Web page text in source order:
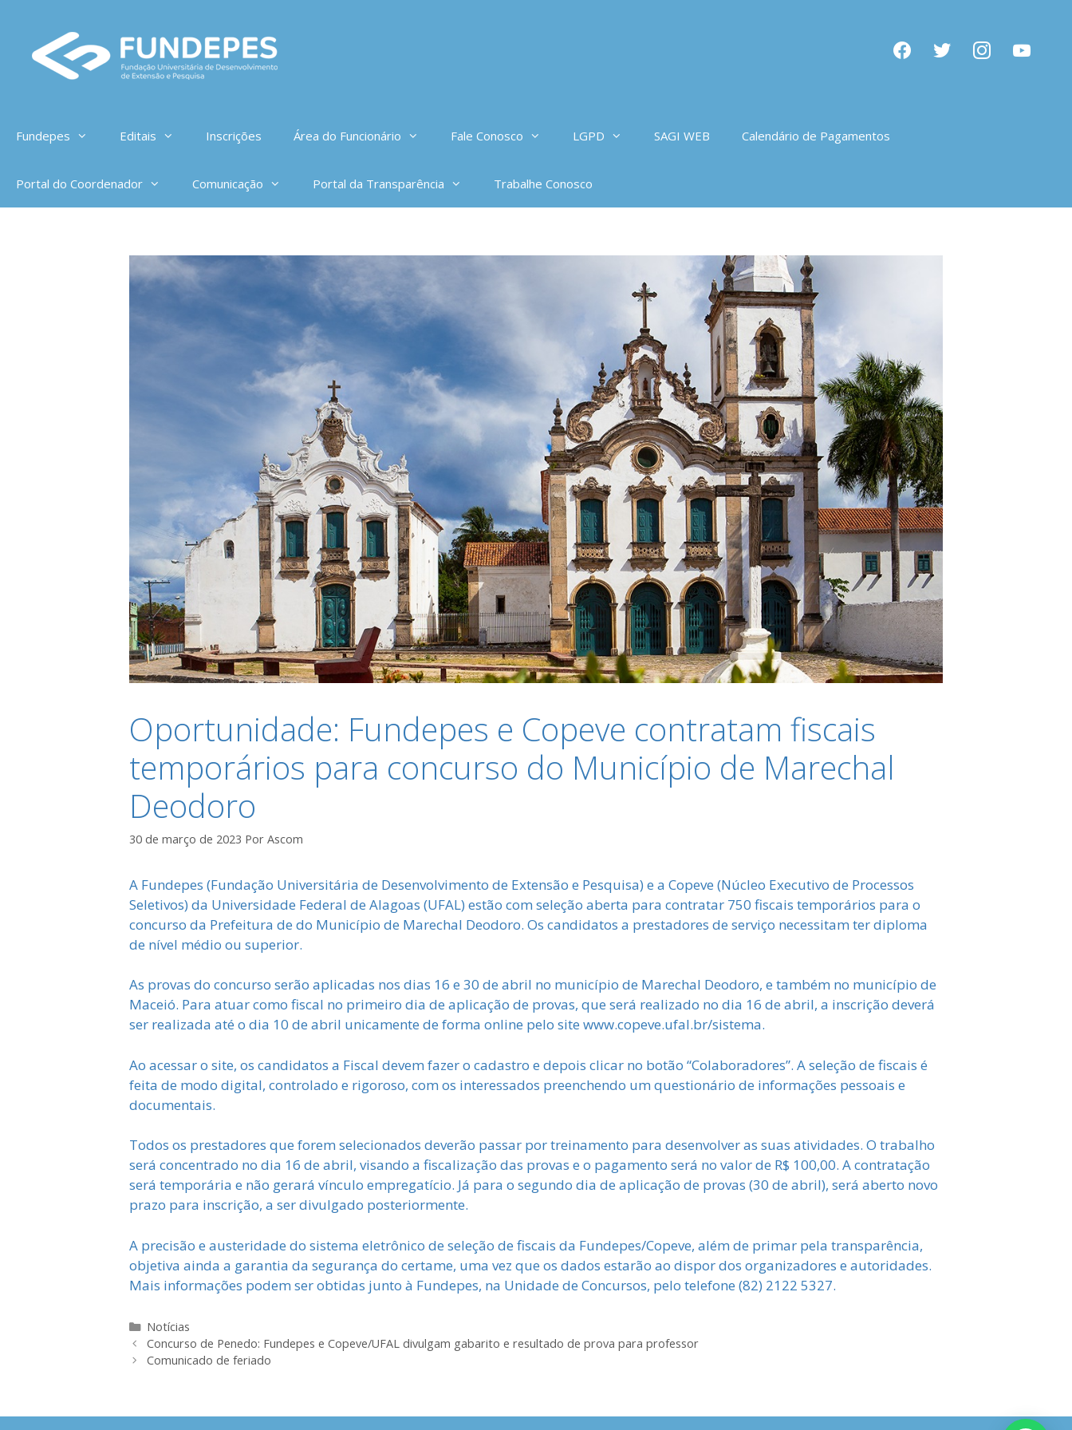
conteúdo
facebooktwitter instagramyoutube
Fundepes Editais Inscrições Área do Funcionário Fale Conosco LGPD SAGI WEB Calendário de Pagamentos
Portal do Coordenador Comunicação Portal da Transparência Trabalhe Conosco
Oportunidade: Fundepes e Copeve contratam fiscais
temporários para concurso do Município de Marechal
Deodoro
30 de março de 2023 Por Ascom
A Fundepes (Fundação Universitária de Desenvolvimento de Extensão e Pesquisa) e a Copeve (Núcleo Executivo de Processos
Seletivos) da Universidade Federal de Alagoas (UFAL) estão com seleção aberta para contratar 750 fiscais temporários para o
concurso da Prefeitura de do Município de Marechal Deodoro. Os candidatos a prestadores de serviço necessitam ter diploma
de nível médio ou superior.
As provas do concurso serão aplicadas nos dias 16 e 30 de abril no município de Marechal Deodoro, e também no município de
Maceió. Para atuar como fiscal no primeiro dia de aplicação de provas, que será realizado no dia 16 de abril, a inscrição deverá
ser realizada até o dia 10 de abril unicamente de forma online pelo site www.copeve.ufal.br/sistema.
Ao acessar o site, os candidatos a Fiscal devem fazer o cadastro e depois clicar no botão “Colaboradores”. A seleção de fiscais é
feita de modo digital, controlado e rigoroso, com os interessados preenchendo um questionário de informações pessoais e
documentais.
Todos os prestadores que forem selecionados deverão passar por treinamento para desenvolver as suas atividades. O trabalho
será concentrado no dia 16 de abril, visando a fiscalização das provas e o pagamento será no valor de R$ 100,00. A contratação
será temporária e não gerará vínculo empregatício. Já para o segundo dia de aplicação de provas (30 de abril), será aberto novo
prazo para inscrição, a ser divulgado posteriormente.
A precisão e austeridade do sistema eletrônico de seleção de fiscais da Fundepes/Copeve, além de primar pela transparência,
objetiva ainda a garantia da segurança do certame, uma vez que os dados estarão ao dispor dos organizadores e autoridades.
Mais informações podem ser obtidas junto à Fundepes, na Unidade de Concursos, pelo telefone (82) 2122 5327.
Categorias
Notícias
Concurso de Penedo: Fundepes e Copeve/UFAL divulgam gabarito e resultado de prova para professor
Comunicado de feriado